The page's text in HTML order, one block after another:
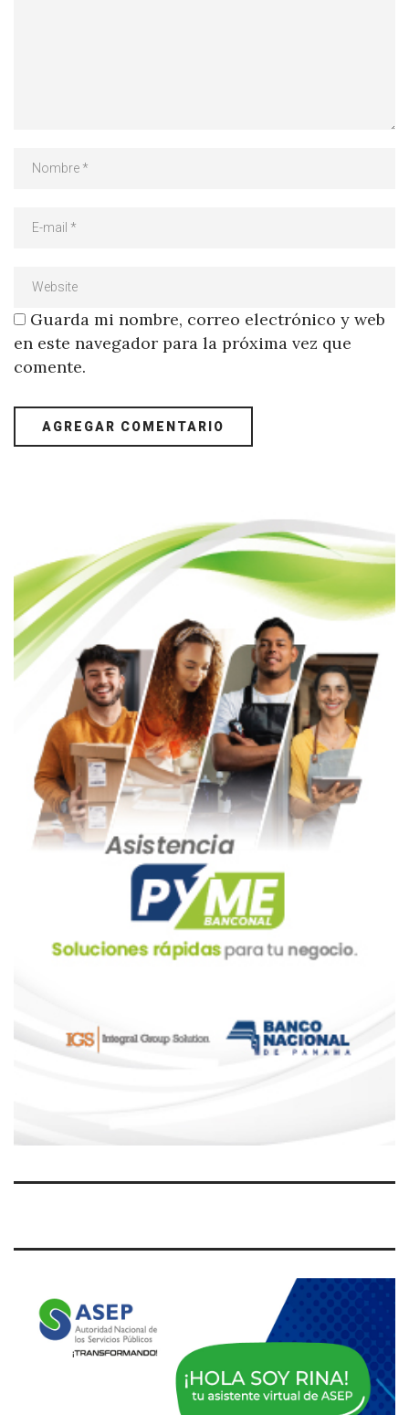
Guarda mi nombre, correo electrónico y web
en este navegador para la próxima vez que
comente.